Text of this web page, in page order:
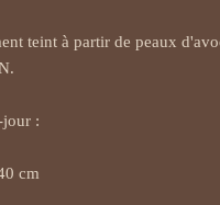
teint à partir de peaux
jour :
cm